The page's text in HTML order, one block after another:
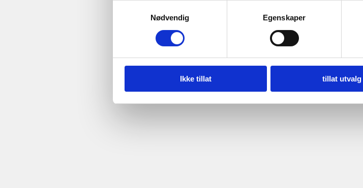
Nødvendig
Egenskaper
Ikke tillat tillat utvalg